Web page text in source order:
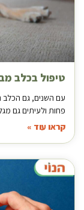
טיפול בכלב
עם השנים, גם הכלב
פחות ולעיתים גם
קראו עוד »